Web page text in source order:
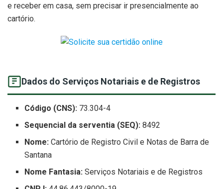
e receber em casa, sem precisar ir presencialmente ao
cartório.
Dados do Serviços Notariais e de Registros
Código (CNS): 73.304-4
Sequencial da serventia (SEQ): 8492
Nome: Cartório de Registro Civil e Notas de Barra de
Santana
Nome Fantasia: Serviços Notariais e de Registros